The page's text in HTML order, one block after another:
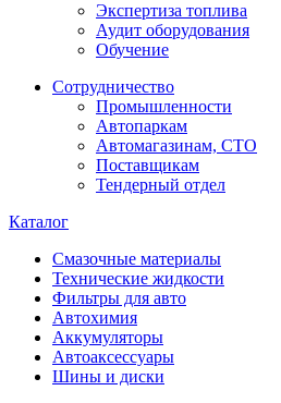
Экспертиза топлива
Аудит оборудования
Обучение
Сотрудничество
Промышленности
Автопаркам
Автомагазинам, СТО
Поставщикам
Тендерный отдел
Каталог
Смазочные материалы
Технические жидкости
Фильтры для авто
Автохимия
Аккумуляторы
Автоаксессуары
Шины и диски